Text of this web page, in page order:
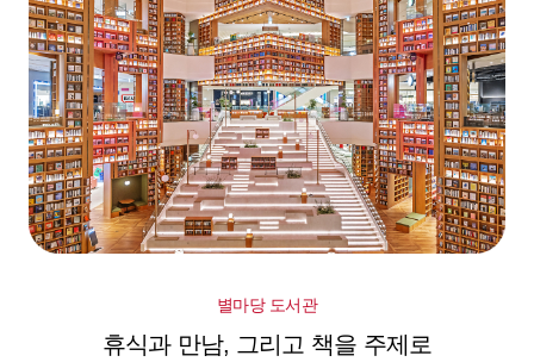
별마당 도서관
휴식과 만남, 그리고 책을 주제로